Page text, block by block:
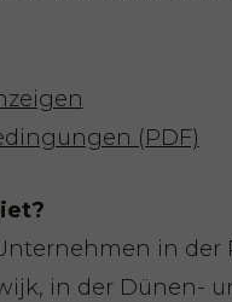
(PDF)
in der
in der Dünen-